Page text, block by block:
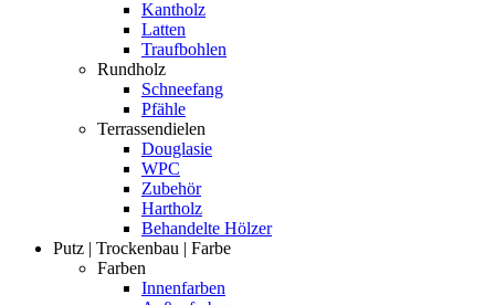
Kantholz
Latten
Traufbohlen
Rundholz
Schneefang
Pfähle
Terrassendielen
Douglasie
WPC
Zubehör
Hartholz
Behandelte Hölzer
Putz | Trockenbau | Farbe
Farben
Innenfarben